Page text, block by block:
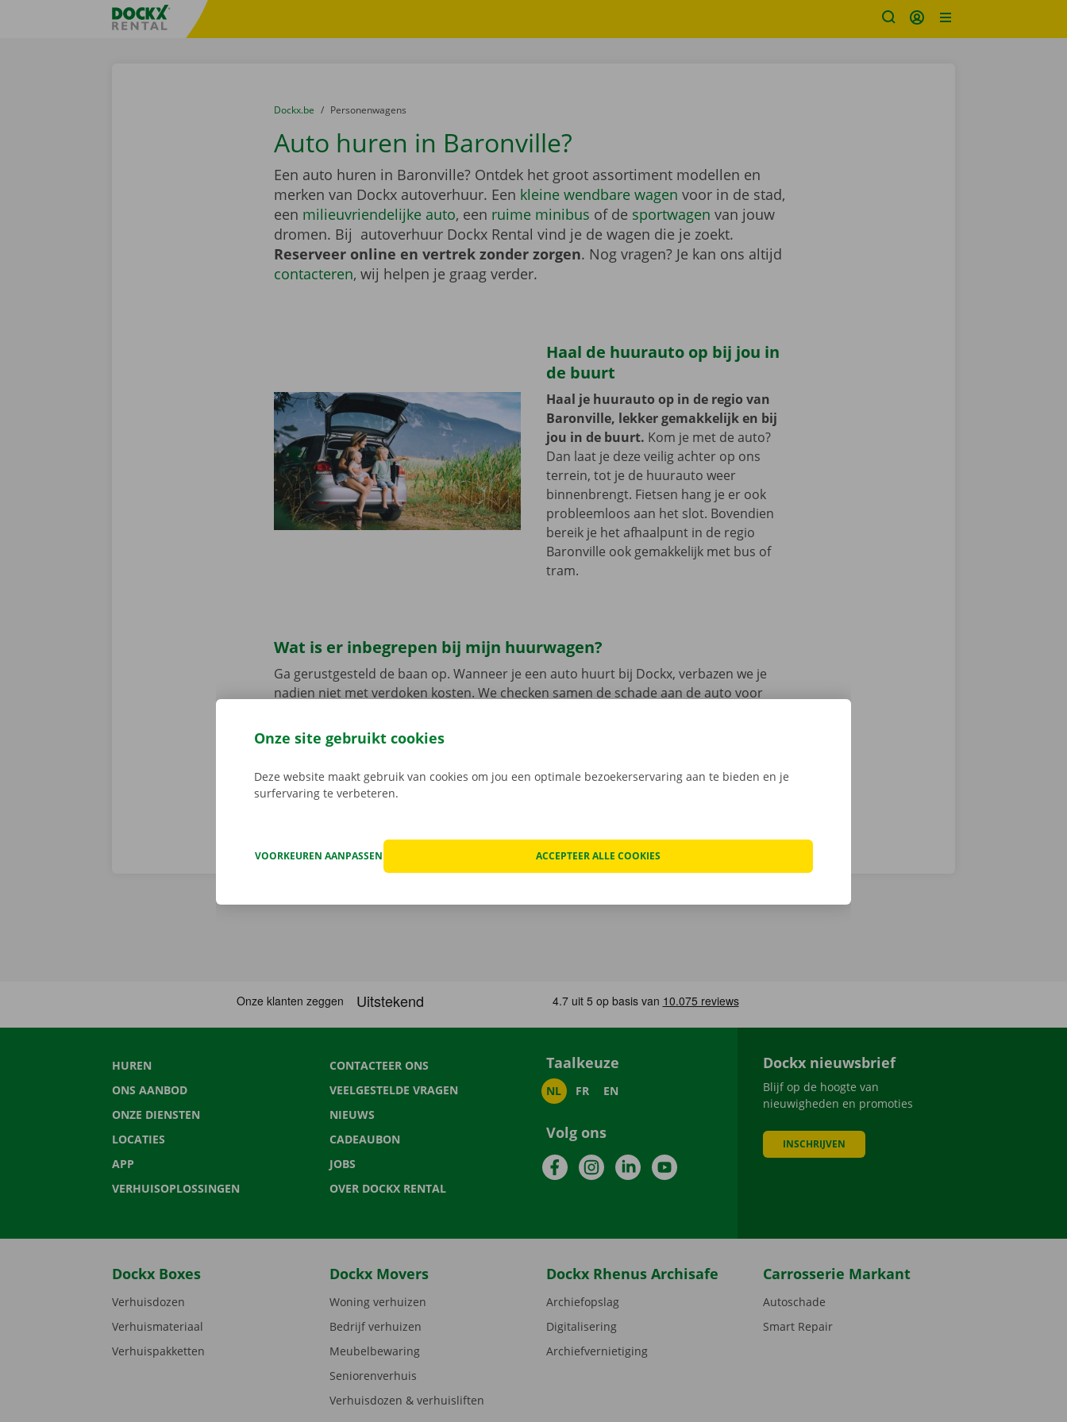
Taalselectie overslaanFratello DEMO
U bevindt zich hier:
van
Dockx.be naar
Personenwagens
Auto huren in Baronville?
Een auto huren in Baronville? Ontdek het groot assortiment modellen en
merken van Dockx autoverhuur. Een kleine wendbare wagen voor in de stad,
een milieuvriendelijke auto, een ruime minibus of de sportwagen van jouw
dromen. Bij autoverhuur Dockx Rental vind je de wagen die je zoekt.
Reserveer online en vertrek zonder zorgen. Nog vragen? Je kan ons altijd
contacteren, wij helpen je graag verder.
Haal de huurauto op bij jou in
de buurt
Haal je huurauto op in de regio van
Baronville, lekker gemakkelijk en bij
jou in de buurt. Kom je met de auto?
Dan laat je deze veilig achter op ons
terrein, tot je de huurauto weer
binnenbrengt. Fietsen hang je er ook
probleemloos aan het slot. Bovendien
bereik je het afhaalpunt in de regio
Baronville ook gemakkelijk met bus of
tram.
Wat is er inbegrepen bij mijn huurwagen?
Ga gerustgesteld de baan op. Wanneer je een auto huurt bij Dockx, verbazen we je
nadien niet met verdoken kosten. We checken samen de schade aan de auto voor
persoonlijke service zijn onze prioriteit.
onderweg? Dan staat er 24/7 assistentie en pechverhelping voor je klaar.
HUREN
ONS AANBOD
ONZE DIENSTEN
LOCATIES
APP
VERHUISOPLOSSINGEN
CONTACTEER ONS
VEELGESTELDE VRAGEN
NIEUWS
CADEAUBON
JOBS
OVER DOCKX RENTAL
Taalkeuze
NL FR EN
Volg ons
FacebookInstagramLinkedInYouTube
Dockx nieuwsbrief
Blijf op de hoogte van
nieuwigheden en promoties
INSCHRIJVEN
Dockx Boxes
Verhuisdozen
Verhuismateriaal
Verhuispakketten
Dockx Movers
Woning verhuizen
Bedrijf verhuizen
Meubelbewaring
Seniorenverhuis
Verhuisdozen & verhuisliften
Dockx Rhenus Archisafe
Archiefopslag
Digitalisering
Archiefvernietiging
Carrosserie Markant
Autoschade
Smart Repair
Onze site gebruikt cookies
Deze website maakt gebruik van cookies om jou een optimale bezoekerservaring aan te bieden en je
surfervaring te verbeteren.
VOORKEUREN AANPASSEN ACCEPTEER ALLE COOKIES